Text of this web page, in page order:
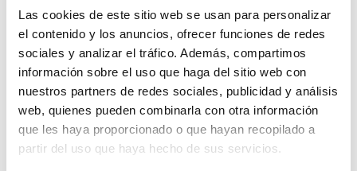
Las cookies de este sitio web se usan para personalizar
el contenido y los anuncios, ofrecer funciones de redes
sociales y analizar el tráfico. Además, compartimos
información sobre el uso que haga del sitio web con
nuestros partners de redes sociales, publicidad y análisis
web, quienes pueden combinarla con otra información
que les haya proporcionado o que hayan recopilado a
partir del uso que haya hecho de sus servicios.
Correderas sin perfiles
Apertura abatible
Apertura plegable
Correderas
Mamparas doble hoja
Mamparas a ras de suelo